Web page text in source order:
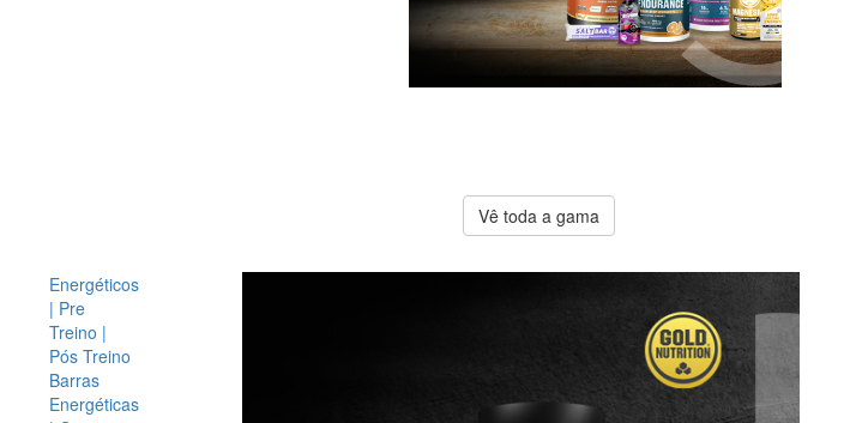
Vê toda a gama
Energéticos
| Pre
Treino |
Pós Treino
Barras
Energéticas